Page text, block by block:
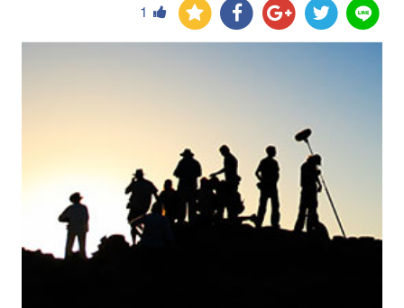
(至
7/20
1